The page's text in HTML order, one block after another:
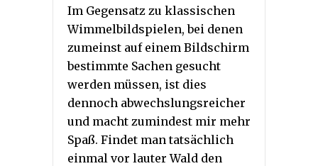
Im Gegensatz zu klassischen
Wimmelbildspielen, bei denen
zumeinst auf einem Bildschirm
bestimmte Sachen gesucht
werden müssen, ist dies
dennoch abwechslungsreicher
und macht zumindest mir mehr
Spaß. Findet man tatsächlich
einmal vor lauter Wald den